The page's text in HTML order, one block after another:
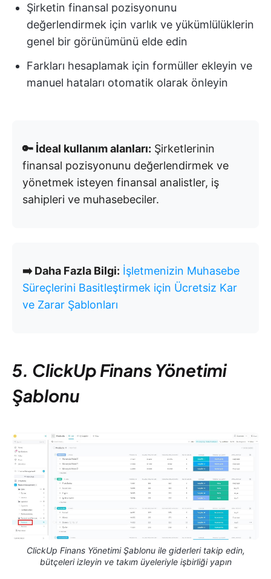
Şirketin finansal pozisyonunu
değerlendirmek için varlık ve yükümlülüklerin
genel bir görünümünü elde edin
Farkları hesaplamak için formüller ekleyin ve
manuel hataları otomatik olarak önleyin
🔑 İdeal kullanım alanları: Şirketlerinin
finansal pozisyonunu değerlendirmek ve
yönetmek isteyen finansal analistler, iş
sahipleri ve muhasebeciler.
➡️ Daha Fazla Bilgi: İşletmenizin Muhasebe
Süreçlerini Basitleştirmek için Ücretsiz Kar
ve Zarar Şablonları
5. ClickUp Finans Yönetimi
Şablonu
ClickUp Finans Yönetimi Şablonu ile giderleri takip edin,
bütçeleri izleyin ve takım üyeleriyle işbirliği yapın